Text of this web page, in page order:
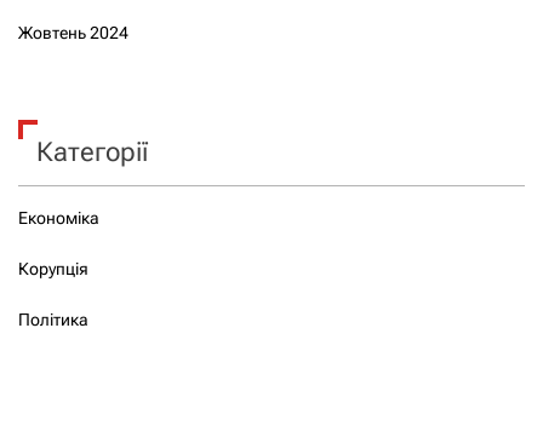
Жовтень 2024
Категорії
Економіка
Корупція
Політика